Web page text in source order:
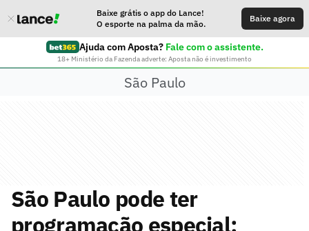
Baixe grátis o app do Lance!
O esporte na palma da mão.
Baixe agora
Ajuda com Aposta? Fale com o assistente.
18+ Ministério da Fazenda adverte: Aposta não é investimento
São Paulo
São Paulo pode ter
programação especial;